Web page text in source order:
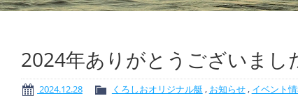
2024年ありがとうございま
2024.12.28 くろしおオリジナル艇 , お知らせ, イベント